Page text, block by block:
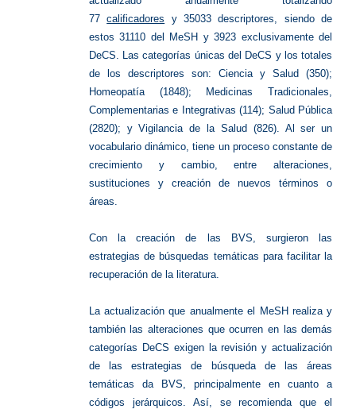
77calificadores y 35033 descriptores, siendo de
estos 31110 del MeSH y 3923 exclusivamente del
DeCS. Las categorías únicas del DeCS y los totales
de los descriptores son: Ciencia y Salud (350);
Homeopatía (1848); Medicinas Tradicionales,
Complementarias e Integrativas (114); Salud Pública
(2820); y Vigilancia de la Salud (826). Al ser un
vocabulario dinámico, tiene un proceso constante de
crecimiento y cambio, entre alteraciones,
sustituciones y creación de nuevos términos o
áreas.
Con la creación de las BVS, surgieron las
estrategias de búsquedas temáticas para facilitar la
recuperación de la literatura.
La actualización que anualmente el MeSH realiza y
también las alteraciones que ocurren en las demás
categorías DeCS exigen la revisión y actualización
de las estrategias de búsqueda de las áreas
temáticas da BVS, principalmente en cuanto a
códigos jerárquicos. Así, se recomienda que el